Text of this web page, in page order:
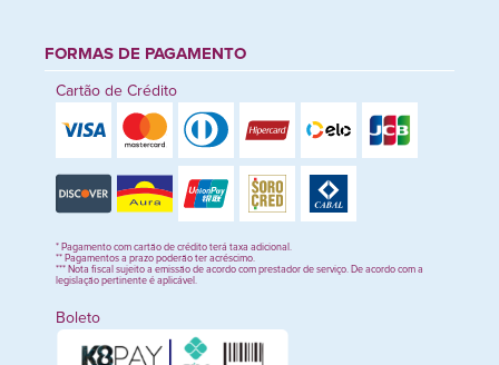
FORMAS DE PAGAMENTO
Cartão de Crédito
* Pagamento com cartão de crédito terá taxa adicional.
** Pagamentos a prazo poderão ter acréscimo.
*** Nota fiscal sujeito a emissão de acordo com prestador de serviço. De acordo com a
legislação pertinente é aplicável.
Boleto